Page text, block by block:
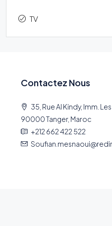
TV
Contactez Nous
35, Rue Al Kindy, Imm.
90000 Tanger, Maroc
+212 662 422 522